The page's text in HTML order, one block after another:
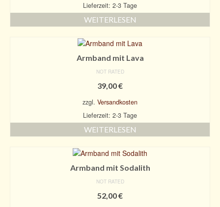
Lieferzeit: 2-3 Tage
WEITERLESEN
Armband mit Lava
NOT RATED
39,00€
zzgl. Versandkosten
Lieferzeit: 2-3 Tage
WEITERLESEN
Armband mit Sodalith
NOT RATED
52,00€